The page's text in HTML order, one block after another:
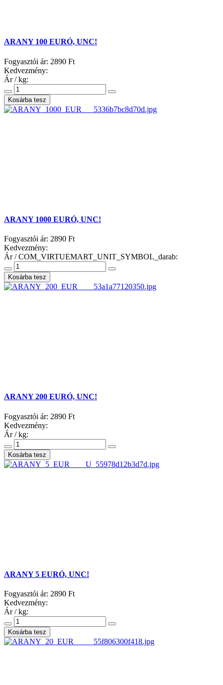
ARANY 100 EURÓ, UNC!
Fogyasztói ár: 2890 Ft
Kedvezmény:
Ár / kg:
ARANY 1000 EURÓ, UNC!
Fogyasztói ár: 2890 Ft
Kedvezmény:
Ár / COM_VIRTUEMART_UNIT_SYMBOL_darab:
ARANY 200 EURÓ, UNC!
Fogyasztói ár: 2890 Ft
Kedvezmény:
Ár / kg:
ARANY 5 EURÓ, UNC!
Fogyasztói ár: 2890 Ft
Kedvezmény:
Ár / kg: